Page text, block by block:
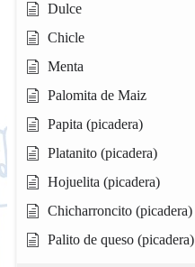
Dulce
Chicle
Menta
Palomita de Maiz
Papita (picadera)
Platanito (picadera)
Hojuelita (picadera)
Chicharroncito (picadera)
Palito de queso (picadera)